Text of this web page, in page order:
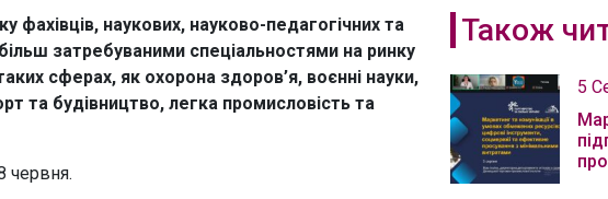
наукових, науково-педагогічних та
затребуваними спеціальностями на ринку
сферах, як охорона здоров’я, воєнні науки,
та будівництво, легка промисловість та
червня.
Також
5